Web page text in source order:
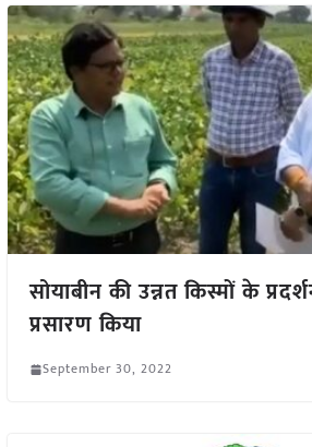
सोयाबीन की उन्नत किस्मों के
प्रसारण किया
September 30, 2022